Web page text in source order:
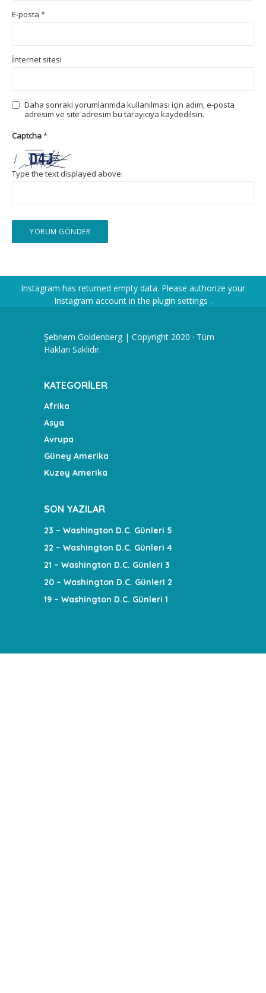
E-posta *
İnternet sitesi
Daha sonraki yorumlarımda kullanılması için adım, e-posta
adresim ve site adresim bu tarayıcıya kaydedilsin.
Captcha*
Type the text displayed above:
Instagram has returned empty data. Please authorize your
Instagram account in the plugin settings .
Şebnem Goldenberg | Copyright 2020 · Tüm
Hakları Saklıdır.
KATEGORILER
Afrika
Asya
Avrupa
Güney Amerika
Kuzey Amerika
SON YAZILAR
23 – Washington D.C. Günleri 5
22 – Washington D.C. Günleri 4
21 – Washington D.C. Günleri 3
20 – Washington D.C. Günleri 2
19 – Washington D.C. Günleri 1